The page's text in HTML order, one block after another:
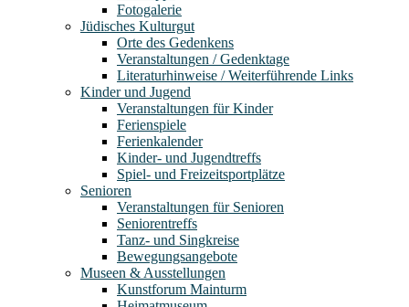
Fotogalerie
Jüdisches Kulturgut
Orte des Gedenkens
Veranstaltungen / Gedenktage
Literaturhinweise / Weiterführende Links
Kinder und Jugend
Veranstaltungen für Kinder
Ferienspiele
Ferienkalender
Kinder- und Jugendtreffs
Spiel- und Freizeitsportplätze
Senioren
Veranstaltungen für Senioren
Seniorentreffs
Tanz- und Singkreise
Bewegungsangebote
Museen & Ausstellungen
Kunstforum Mainturm